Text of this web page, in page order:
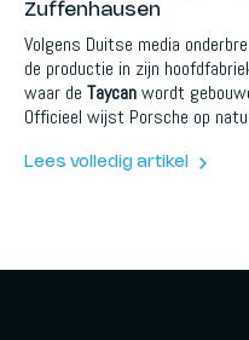
Zuffenhausen
Volgens Duitse media
de productie in zijn
waar deTaycanwordt
Officieel wijst Porsche op
merk ook stelt dat de
Lees volledig artikel